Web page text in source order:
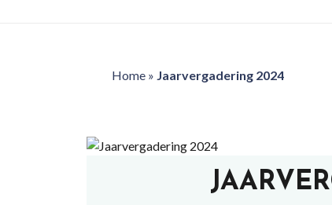
Home» Jaarvergadering 2024